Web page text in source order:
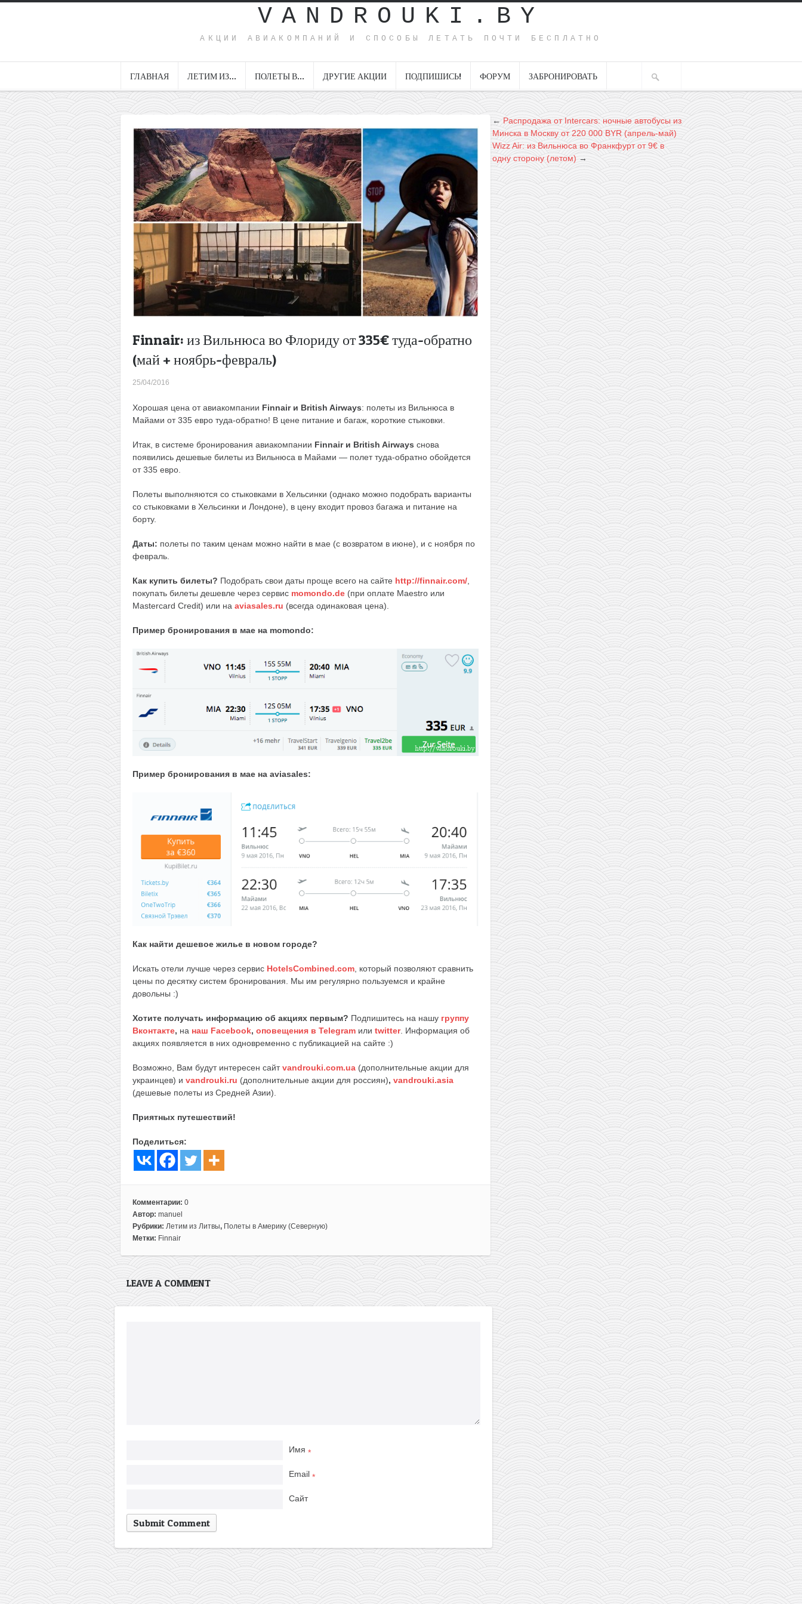
VANDROUKI.BY
АКЦИИ АВИАКОМПАНИЙ И СПОСОБЫ ЛЕТАТЬ ПОЧТИ БЕСПЛАТНО
ГЛАВНАЯ ЛЕТИМ ИЗ… ПОЛЕТЫ В… ДРУГИЕ АКЦИИ ПОДПИШИСЬ! ФОРУМ ЗАБРОНИРОВАТЬ
Finnair: из Вильнюса во Флориду от 335€ туда-обратно
(май + ноябрь-февраль)
25/04/2016
Хорошая цена от авиакомпании Finnair и British Airways: полеты из Вильнюса в
Майами от 335 евро туда-обратно! В цене питание и багаж, короткие стыковки.
Итак, в системе бронирования авиакомпании Finnair и British Airways снова
появились дешевые билеты из Вильнюса в Майами — полет туда-обратно обойдется
от 335 евро.
Полеты выполняются со стыковками в Хельсинки (однако можно подобрать варианты
со стыковками в Хельсинки и Лондоне), в цену входит провоз багажа и питание на
борту.
Даты: полеты по таким ценам можно найти в мае (с возвратом в июне), и с ноября по
февраль.
Как купить билеты? Подобрать свои даты проще всего на сайте http://finnair.com/
покупать билеты дешевле через сервис momondo.de (при оплате Maestro или
Mastercard Credit) или на aviasales.ru (всегда одинаковая цена).
Пример бронирования в мае на momondo:
Пример бронирования в мае на aviasales:
Как найти дешевое жилье в новом городе?
Искать отели лучше через сервис HotelsCombined.com , который позволяют сравнить
цены по десятку систем бронирования. Мы им регулярно пользуемся и крайне
довольны :)
Хотите получать информацию об акциях первым? Подпишитесь на нашу группу
Вконтакте, на наш Facebook, оповещения в Telegram или twitter. Информация об
акциях появляется в них одновременно с публикацией на сайте :)
Возможно, Вам будут интересен сайтvandrouki.com.ua (дополнительные акции для
украинцев) и vandrouki.ru (дополнительные акции для россиян), vandrouki.asia
(дешевые полеты из Средней Азии).
Приятных путешествий!
Поделиться:
Комментарии: 0
Автор: manuel
Рубрики: Летим из Литвы, Полеты в Америку (Северную)
Метки: Finnair
LEAVE A COMMENT
Имя *
Email *
Сайт
←Распродажа от Intercars: ночные автобусы из
Минска в Москву от 220 000 BYR (апрель-май)
Wizz Air: из Вильнюса во Франкфурт от 9€ в
одну сторону (летом) →